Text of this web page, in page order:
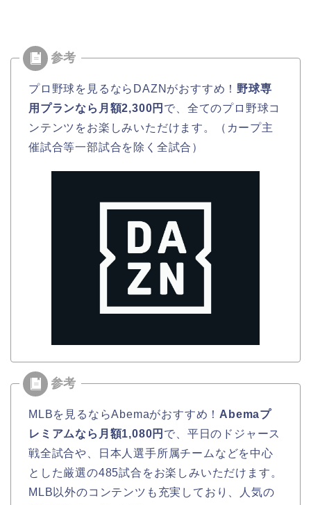
プロ野球を見るならDAZNがおすすめ！ 野球専
用プランなら月額2,300円 で、全てのプロ野球コ
ンテンツをお楽しみいただけます。（カープ主
催試合等一部試合を除く全試合）
MLBを見るならAbemaがおすすめ！ Abemaプ
レミアムなら月額1,080円 で、平日のドジャース
戦全試合や、日本人選手所属チームなどを中心
とした厳選の485試合をお楽しみいただけます。
MLB以外のコンテンツも充実しており、人気の